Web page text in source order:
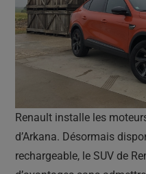
Renault installe les
d’Arkana. Désormais
rechargeable, le SUV de